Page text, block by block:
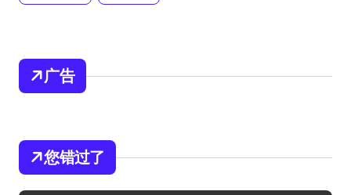
广告
您错过了